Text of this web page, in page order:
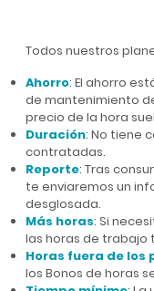
Todos nuestros
Ahorro: El ahorro
de mantenimiento
precio de la hora
Duración: No tiene
contratadas.
Reporte: Tras
te enviaremos un
desglosada.
Más horas: Si
las horas de trabajo
Horas fuera de los
los Bonos de horas